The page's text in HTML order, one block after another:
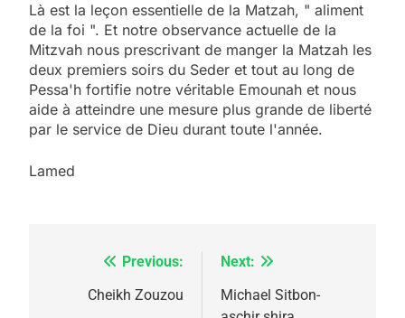
Là est la leçon essentielle de la Matzah, " aliment
de la foi ". Et notre observance actuelle de la
Mitzvah nous prescrivant de manger la Matzah les
deux premiers soirs du Seder et tout au long de
Pessa'h fortifie notre véritable Emounah et nous
aide à atteindre une mesure plus grande de liberté
par le service de Dieu durant toute l'année.
Lamed
NavigationPrevious:
Cheikh Zouzou
Next:
Michael Sitbon-